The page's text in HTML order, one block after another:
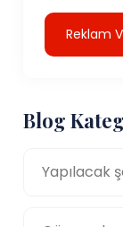
Reklam
Blog
Yapılacak